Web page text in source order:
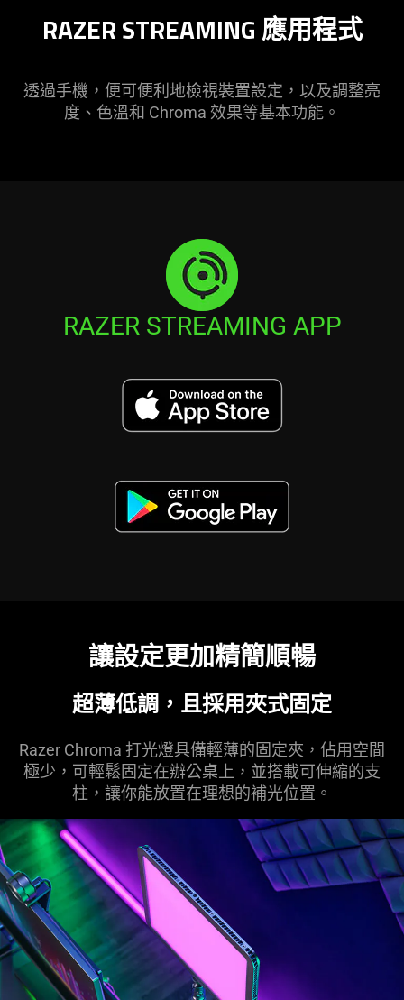
RAZER STREAMING 應用程式
透過手機，便可便利地檢視裝置設定，以及調整亮
度、色溫和 Chroma 效果等基本功能。
RAZER STREAMING APP
讓設定更加精簡順暢
超薄低調，且採用夾式固定
Razer Chroma 打光燈具備輕薄的固定夾，佔用空間
極少，可輕鬆固定在辦公桌上，並搭載可伸縮的支
柱，讓你能放置在理想的補光位置。